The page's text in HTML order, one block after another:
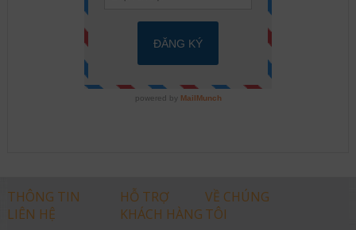
THÔNG TIN
LIÊN HỆ
HỖ TRỢ
KHÁCH HÀNG
VỀ CHÚNG
TÔI